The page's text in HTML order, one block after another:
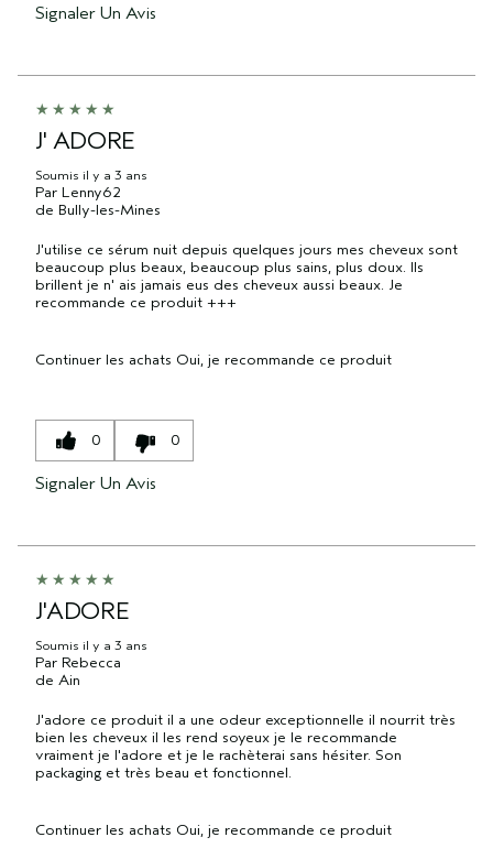
Signaler Un Avis
J' ADORE
Soumis il y a 3 ans
Par Lenny62
de Bully-les-Mines
J'utilise ce sérum nuit depuis quelques jours mes cheveux sont
beaucoup plus beaux, beaucoup plus sains, plus doux. Ils
brillent je n' ais jamais eus des cheveux aussi beaux. Je
recommande ce produit +++
Continuer les achats Oui, je recommande ce produit
0 0
Signaler Un Avis
J'ADORE
Soumis il y a 3 ans
Par Rebecca
de Ain
J'adore ce produit il a une odeur exceptionnelle il nourrit très
bien les cheveux il les rend soyeux je le recommande
vraiment je l'adore et je le rachèterai sans hésiter. Son
packaging et très beau et fonctionnel.
Continuer les achats Oui, je recommande ce produit